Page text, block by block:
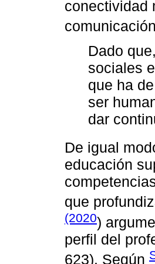
conectividad
Dado
sociales
que ha
ser
dar
De igual
educación
que
(2020)
perfil del
623). Según